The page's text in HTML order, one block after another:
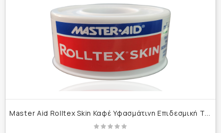
M
aster Aid Rolltex Skin Καφέ Υφασμάτινη Επιδεσμική Ταινία 2.5cm x 5m